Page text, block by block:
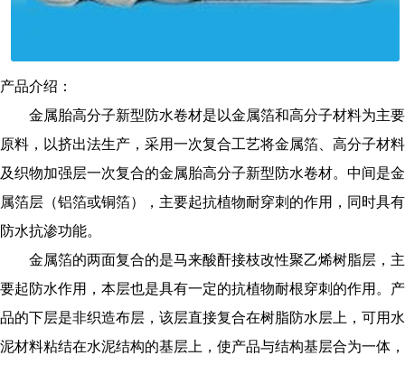
产品介绍：
金属胎高分子新型防水卷材是以金属箔和高分子材料为主要
原料，以挤出法生产，采用一次复合工艺将金属箔、高分子材料
及织物加强层一次复合的金属胎高分子新型防水卷材。中间是金
属箔层（铝箔或铜箔），主要起抗植物耐穿刺的作用，同时具有
防水抗渗功能。
金属箔的两面复合的是马来酸酐接枝改性聚乙烯树脂层，主
要起防水作用，本层也是具有一定的抗植物耐根穿刺的作用。产
品的下层是非织造布层，该层直接复合在树脂防水层上，可用水
泥材料粘结在水泥结构的基层上，使产品与结构基层合为一体，